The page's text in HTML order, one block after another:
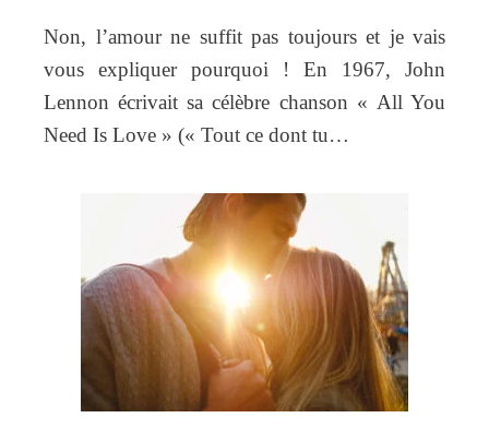
Non, l’amour ne suffit pas toujours et je vais
vous expliquer pourquoi ! En 1967, John
Lennon écrivait sa célèbre chanson « All You
Need Is Love » (« Tout ce dont tu…